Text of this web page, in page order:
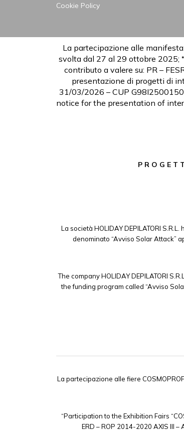
Cookie Policy
La partecipazione alle
svolta dal 27 al 29 ottobre 2025;
contributo a valere su: PR –
presentazione di progetti di
31/03/2026 – CUP
notice for the presentation of
P R O G E
La società HOLIDAY DEPILATORI
denominato “Avviso Solar Attack”
The company HOLIDAY DEPILATORI
the funding program called “Avviso
La partecipazione alle fiere
“Participation to the Exhibition Fairs
ERD – ROP 2014-2020 AXIS III